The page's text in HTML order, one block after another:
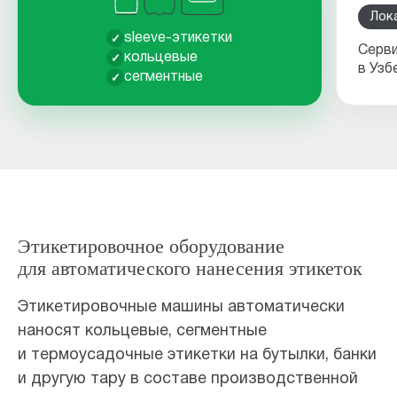
✓ sleeve-этикетки
✓ кольцевые
✓ сегментные
в
Этикетировочное оборудование
для автоматического нанесения этикеток
Этикетировочные машины автоматически
наносят кольцевые, сегментные
и термоусадочные этикетки на бутылки, банки
и другую тару в составе производственной